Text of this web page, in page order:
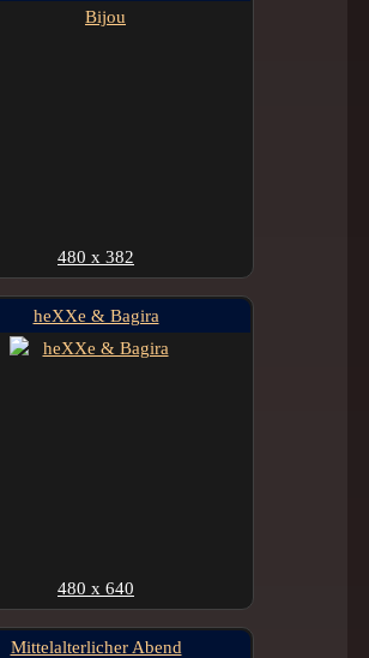
480 x 382
heXXe & Bagira
480 x 640
Mittelalterlicher Abend